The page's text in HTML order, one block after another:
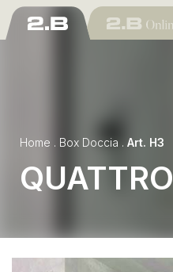
Home . Box Doccia . Art. H3
QUATTRO